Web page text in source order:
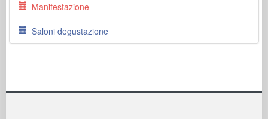
Manifestazione
Saloni degustazione